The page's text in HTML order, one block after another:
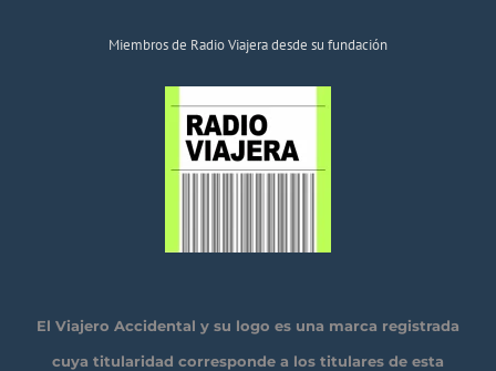
Miembros de Radio Viajera desde su fundación
El Viajero Accidental y su logo es una marca registrada
cuya titularidad corresponde a los titulares de esta